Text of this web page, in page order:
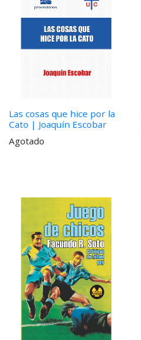
Las cosas que hice por la
Cato | Joaquín Escobar
Agotado